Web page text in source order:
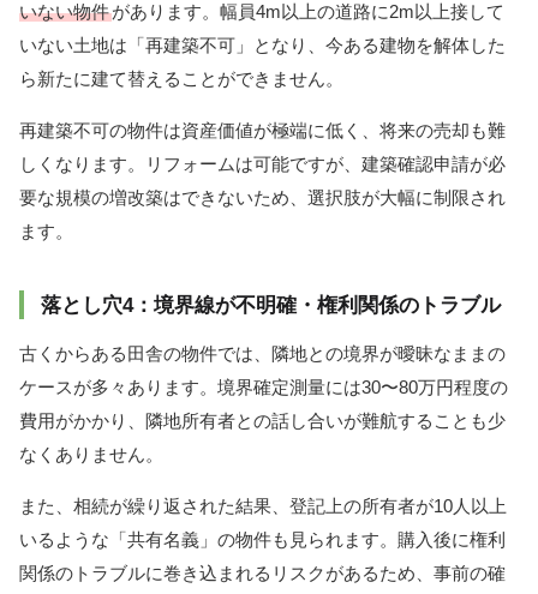
いない物件があります。幅員4m以上の道路に2m以上接して
いない土地は「再建築不可」となり、今ある建物を解体した
ら新たに建て替えることができません。
再建築不可の物件は資産価値が極端に低く、将来の売却も難
しくなります。リフォームは可能ですが、建築確認申請が必
要な規模の増改築はできないため、選択肢が大幅に制限され
ます。
落とし穴4：境界線が不明確・権利関係のトラブル
古くからある田舎の物件では、隣地との境界が曖昧なままの
ケースが多々あります。境界確定測量には30〜80万円程度の
費用がかかり、隣地所有者との話し合いが難航することも少
なくありません。
また、相続が繰り返された結果、登記上の所有者が10人以上
いるような「共有名義」の物件も見られます。購入後に権利
関係のトラブルに巻き込まれるリスクがあるため、事前の確